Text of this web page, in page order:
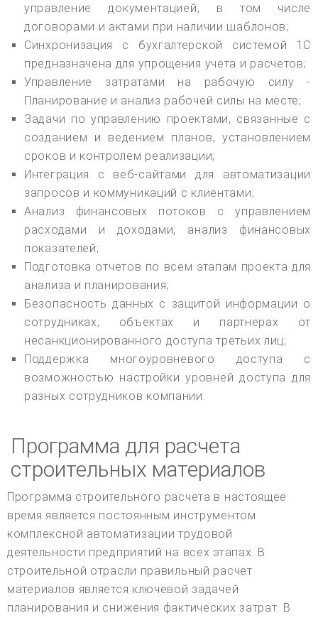
управление документацией, в том числе
договорами и актами при наличии шаблонов;
Синхронизация с бухгалтерской системой 1С
предназначена для упрощения учета и расчетов;
Управление затратами на рабочую силу -
Планирование и анализ рабочей силы на месте;
Задачи по управлению проектами, связанные с
созданием и ведением планов, установлением
сроков и контролем реализации;
Интеграция с веб-сайтами для автоматизации
запросов и коммуникаций с клиентами;
Анализ финансовых потоков с управлением
расходами и доходами, анализ финансовых
показателей;
Подготовка отчетов по всем этапам проекта для
анализа и планирования;
Безопасность данных с защитой информации о
сотрудниках, объектах и партнерах от
несанкционированного доступа третьих лиц;
Поддержка многоуровневого доступа с
возможностью настройки уровней доступа для
разных сотрудников компании.
Программа для расчета
строительных материалов
Программа строительного расчета в настоящее
время является постоянным инструментом
комплексной автоматизации трудовой
деятельности предприятий на всех этапах. В
строительной отрасли правильный расчет
материалов является ключевой задачей
планирования и снижения фактических затрат. В